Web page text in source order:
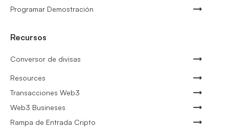
Programar Demostración
Recursos
Conversor de divisas
Resources
Transacciones Web3
Web3 Busineses
Rampa de Entrada Cripto